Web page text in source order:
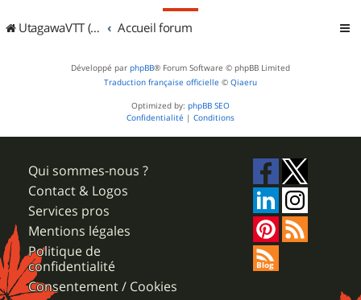
UtagawaVTT (Randos VTT et VTTAE avec traces GPS) Accueil forum
Développé par phpBB® Forum Software © phpBB Limited
Traduction française officielle © Qiaeru
Optimized by: phpBB SEO
Confidentialité | Conditions
Qui sommes-nous ?
Contact & Logos
Services pros
Mentions légales
Politique de
confidentialité
Consentement / Cookies